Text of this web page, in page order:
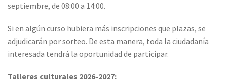
septiembre, de 08:00 a 14:00.
Si en algún curso hubiera más inscripciones que plazas, se
adjudicarán por sorteo. De esta manera, toda la ciudadanía
interesada tendrá la oportunidad de participar.
Talleres culturales 2026-2027: